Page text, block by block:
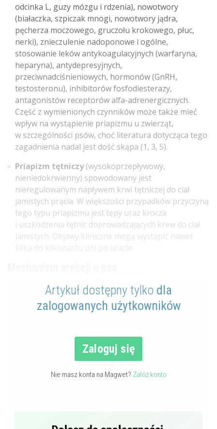
odcinka L, guzy mózgu i rdzenia), nowotwory
(białaczka, szpiczak mnogi, nowotwory jądra,
pęcherza moczowego, gruczołu krokowego, płuc,
nerki), znieczulenie nadoponowe i ogólne,
stosowanie leków antykoagulacyjnych (warfaryna,
heparyna), antydepresyjnych,
przeciwnadciśnieniowych, hormonów (GnRH,
testosteronu), inhibitorów fosfodiesterazy,
antagonistów receptorów alfa-adrenergicznych.
Część z wymienionych czynników może także mieć
wpływ na wystąpienie priapizmu u zwierząt,
w szczególności psów, choć literatura dotycząca tego
zagadnienia nadal jest dość skąpa (1, 3, 5).
Priapizm tętniczy(wysokoprzepływowy,
nieniedokrwienny) spowodowany jest
nieregulowanym napływem krwi tętniczej do ciał
jamistych prącia. W większości przypadków przyczyną
tego typu priapizmu jest tępy uraz krocza
i uszkodzenia tętnic doprowadzających krew do ciał
jamistych. Objawy kliniczne mogą wystąpić nawet
Artykuł dostępny tylko dla
zalogowanych użytkowników
Zaloguj się
Nie masz konta na Magwet? Załóż konto